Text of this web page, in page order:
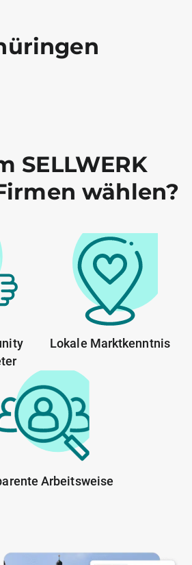
SELLWERK
wählen?
Lokale Marktkenntnis
Arbeitsweise